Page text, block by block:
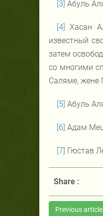
[3] Абуль
[4] Хасан
известный
затем
со многими
Саляме, жене
[5] Абуль
[6] Адам
[7] Гюстав
Share :
Previous article